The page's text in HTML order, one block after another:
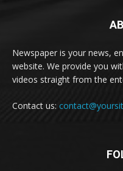
Newspaper is your news,
website. We provide you
videos straight from the
Contact us: